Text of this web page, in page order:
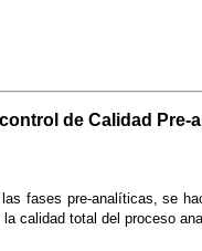
de Calidad Pre-
fases pre-analíticas, se
calidad total del proceso